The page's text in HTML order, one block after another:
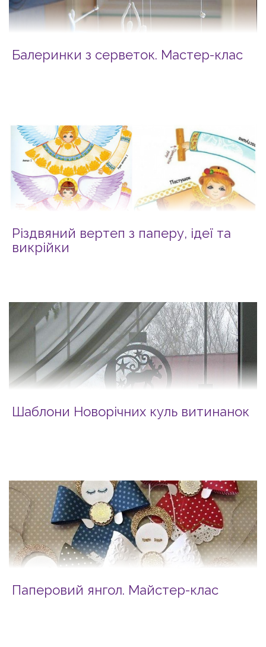
Балеринки з серветок. Мастер-клас
Різдвяний вертеп з паперу, ідеї та
викрійки
Шаблони Новорічних куль витинанок
Паперовий янгол. Майстер-клас